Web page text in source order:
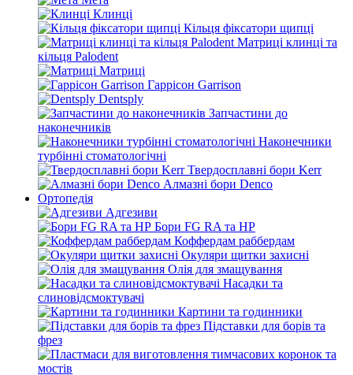
Клинці
Кільця фіксатори щипці
Матриці клинці та
кільця Palodent
Матриці
Гаррісон Garrison
Dentsply
Запчастини до
наконечників
Наконечники
турбінні стоматологічні
Твердосплавні бори Kerr
Алмазні бори Denco
Ортопедія
Адгезиви
Бори FG RA та HP
Коффердам раббердам
Окуляри щитки захисні
Олія для змащування
Насадки та
слиновідсмоктувачі
Картини та годинники
Підставки для борів та
фрез